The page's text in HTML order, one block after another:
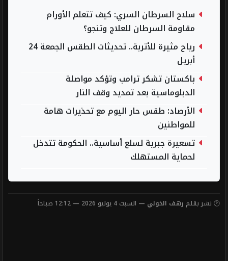
سلاح السرطان السري: كيف تتعلم الأورام
مقاومة السرطان للعلاج وتنجو؟
رياح مثيرة للأتربة.. تحديثات الطقس الجمعة 24
أبريل
باكستان تشكر ترامب وتؤكد مواصلة
الدبلوماسية بعد تمديد وقف النار
الأرصاد: طقس حار اليوم مع تحذيرات هامة
للمواطنين
تسعيرة جبرية لسلع أساسية.. الحكومة تتدخل
لحماية المستهلك
🕐 نشر بقلم رهف الخولي — السبت 4 يوليو 2026 — 12:12 صباحاً